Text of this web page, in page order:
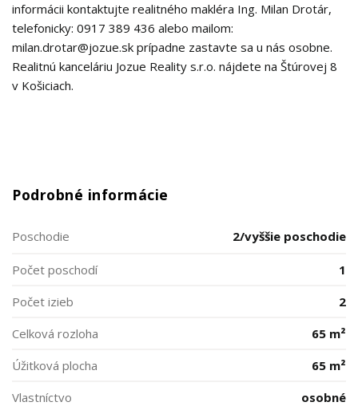
informácii kontaktujte realitného makléra Ing. Milan Drotár,
telefonicky: 0917 389 436 alebo mailom:
milan.drotar@jozue.sk prípadne zastavte sa u nás osobne.
Realitnú kanceláriu Jozue Reality s.r.o. nájdete na Štúrovej 8
v Košiciach.
Podrobné informácie
Poschodie 2/vyššie poschodie
Počet poschodí
1
Počet izieb
2
Celková rozloha
65 m²
Úžitková plocha
65 m²
Vlastníctvo
osobné